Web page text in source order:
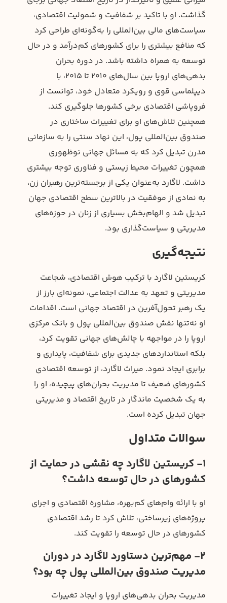
گذاشت. او با تاکید بر شفافیت و شمولیت اقتصادی،
سیاست‌های مالی بین‌المللی را به‌گونه‌ای طراحی کرد
که منافع بیشتری را برای کشورهای کم‌درآمد و در حال
توسعه به همراه داشته باشد. در دوره بحران
بدهی‌های اروپا بین سال‌های 2010 تا 2015، با
دیپلماسی قوی و رویکرد متعادل خود، توانست از
فروپاشی اقتصادی برخی کشورها جلوگیری کند.
همچنین تلاش‌های او برای تغییرات ساختاری در
صندوق بین‌المللی پول، این نهاد سنتی را به سازمانی
مدرن تبدیل کرد که به مسائل جهانی نوظهوری
همچون تغییرات محیط زیستی و فناوری توجه بیشتری
داشت. لاگارد به‌عنوان یکی از برجسته‌ترین رهبران زن،
به نمادی از موفقیت در بالاترین سطح اقتصادی جهان
تبدیل شد و الهام‌بخش بسیاری از زنان در حوزه‌های
مدیریتی و سیاست‌گذاری بود.
نتیجه‌گیری
کریستین لاگارد با ترکیب هوش اقتصادی، شجاعت
مدیریتی و تعهد به عدالت اجتماعی، نمونه‌ای بارز از
یک رهبر تحول‌آفرین در اقتصاد جهانی است. اقدامات
او نه‌تنها نقش صندوق بین‌المللی پول و بانک مرکزی
اروپا را در مواجهه با چالش‌های جهانی تقویت کرد،
بلکه استانداردهای جدیدی برای شفافیت، پایداری و
برابری ایجاد نمود. میراث لاگارد، از توسعه اقتصادی
کشورهای ضعیف تا مدیریت بحران‌های پیچیده، او را
به یک شخصیت ماندگار در تاریخ اقتصاد و مدیریتی
جهان تبدیل کرده است.
سوالات متداول
۱- کریستین لاگارد چه نقشی در حمایت از
کشورهای در حال توسعه داشت؟
او با ارائه وام‌های کم‌بهره، مشاوره اقتصادی و اجرای
پروژه‌های زیرساختی، تلاش کرد تا رشد اقتصادی
کشورهای در حال توسعه را تقویت کند.
۲- مهم‌ترین دستاورد لاگارد در دوران
مدیریت صندوق بین‌المللی پول چه بود؟
مدیریت بحران بدهی‌های اروپا و ایجاد تغییرات